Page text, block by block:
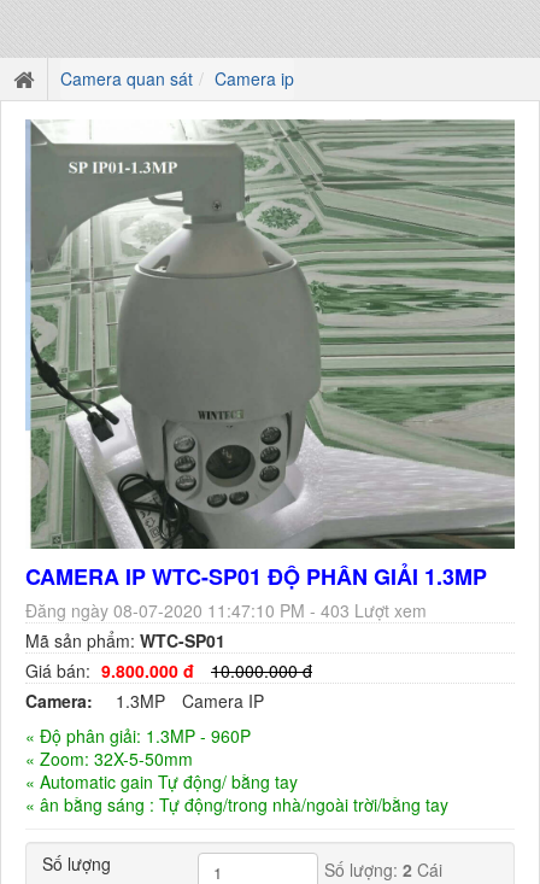
Camera quan sát Camera ip
CAMERA IP WTC-SP01 ĐỘ PHÂN GIẢI 1.3MP
Đăng ngày 08-07-2020 11:47:10 PM - 403 Lượt xem
Mã sản phẩm: WTC-SP01
Giá bán: 9.800.000 đ
10.000.000 đ
Camera:
1.3MP
Camera IP
« Độ phân giải: 1.3MP - 960P
« Zoom: 32X-5-50mm
« Automatic gain Tự động/ bằng tay
« ân bằng sáng : Tự động/trong nhà/ngoài trời/bằng tay
Số lượng Số lượng:2 Cái